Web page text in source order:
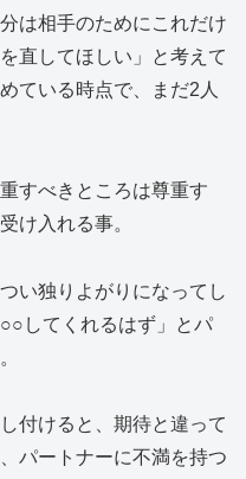
は相手のためにこれだけ
直してほしい」と考えて
ている時点で、まだ2人
すべきところは尊重す
け入れる事。
い独りよがりになってし
してくれるはず」とパ
付けると、期待と違って
パートナーに不満を持つ